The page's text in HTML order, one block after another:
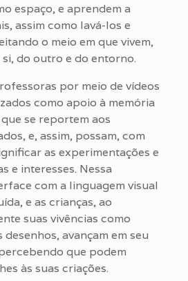
espaço, e aprendem a
assim como lavá-los e
o meio em que vivem,
do outro e do entorno.
por meio de vídeos
como apoio à memória
se reportem aos
e, assim, possam, com
as experimentações e
e interesses. Nessa
com a linguagem visual
e as crianças, ao
suas vivências como
avançam em seu
que podem
às suas criações.